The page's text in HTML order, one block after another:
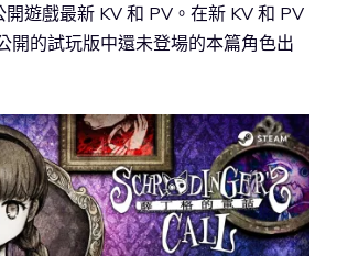
遊戲最新 KV 和 PV。在新 KV 和 PV
開的試玩版中還未登場的本篇角色出